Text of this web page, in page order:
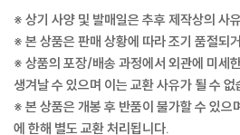
※ 상기 사양 및 발매일은 추후 제작상의 사
※ 본 상품은 판매 상황에 따라 조기 품절되
※ 상품의 포장/배송 과정에서 외관에 미세
생겨날 수 있으며 이는 교환 사유가 될 수 없
※ 본 상품은 개봉 후 반품이 불가할 수 있으
에 한해 별도 교환 처리됩니다.